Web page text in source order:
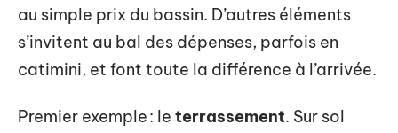
au simple prix du bassin. D’autres éléments
s’invitent au bal des dépenses, parfois en
catimini, et font toute la différence à l’arrivée.
Premier exemple : le terrassement. Sur sol